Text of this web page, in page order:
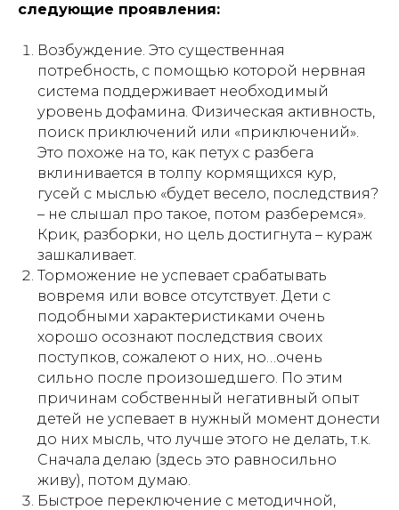
следующие проявления:
Возбуждение. Это существенная
потребность, с помощью которой нервная
система поддерживает необходимый
уровень дофамина. Физическая активность,
поиск приключений или «приключений».
Это похоже на то, как петух с разбега
вклинивается в толпу кормящихся кур,
гусей с мыслью «будет весело, последствия?
– не слышал про такое, потом разберемся».
Крик, разборки, но цель достигнута – кураж
зашкаливает.
Торможение не успевает срабатывать
вовремя или вовсе отсутствует. Дети с
подобными характеристиками очень
хорошо осознают последствия своих
поступков, сожалеют о них, но…очень
сильно после произошедшего. По этим
причинам собственный негативный опыт
детей не успевает в нужный момент донести
до них мысль, что лучше этого не делать, т.к.
Сначала делаю (здесь это равносильно
живу), потом думаю.
Быстрое переключение с методичной,